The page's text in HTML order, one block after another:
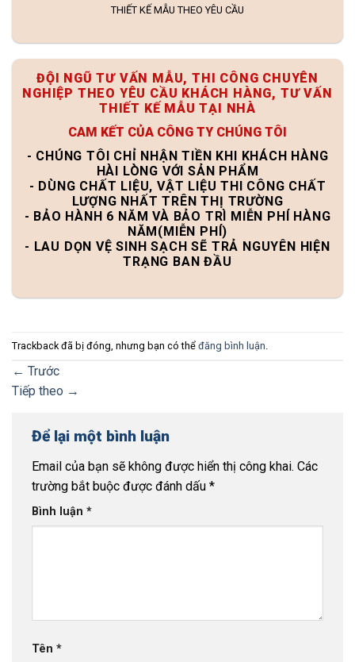
THIẾT KẾ MẪU THEO YÊU CẦU
ĐỘI NGŨ TƯ VẤN MẪU, THI CÔNG CHUYÊN
NGHIỆP THEO YÊU CẦU KHÁCH HÀNG, TƯ VẤN
THIẾT KẾ MẪU TẠI NHÀ
CAM KẾT CỦA CÔNG TY CHÚNG TÔI
- CHÚNG TÔI CHỈ NHẬN TIỀN KHI KHÁCH HÀNG
HÀI LÒNG VỚI SẢN PHẨM
- DÙNG CHẤT LIỆU, VẬT LIỆU THI CÔNG CHẤT
LƯỢNG NHẤT TRÊN THỊ TRƯỜNG
- BẢO HÀNH 6 NĂM VÀ BẢO TRÌ MIỄN PHÍ HÀNG
NĂM(MIỄN PHÍ)
- LAU DỌN VỆ SINH SẠCH SẼ TRẢ NGUYÊN HIỆN
TRẠNG BAN ĐẦU
Trackback đã bị đóng, nhưng bạn có thể đăng bình luận
← Trước
Tiếp theo →
Để lại một bình luận
Email của bạn sẽ không được hiển thị công khai. Các
trường bắt buộc được đánh dấu *
Bình luận *
Tên *